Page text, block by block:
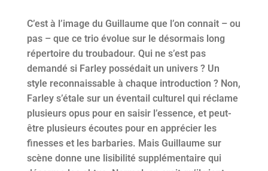
C’est à l’image du Guillaume que l’on connait – ou
pas – que ce trio évolue sur le désormais long
répertoire du troubadour. Qui ne s’est pas
demandé si Farley possédait un univers ? Un
style reconnaissable à chaque introduction ? Non,
Farley s’étale sur un éventail culturel qui réclame
plusieurs opus pour en saisir l’essence, et peut-
être plusieurs écoutes pour en apprécier les
finesses et les barbaries. Mais Guillaume sur
scène donne une lisibilité supplémentaire qui